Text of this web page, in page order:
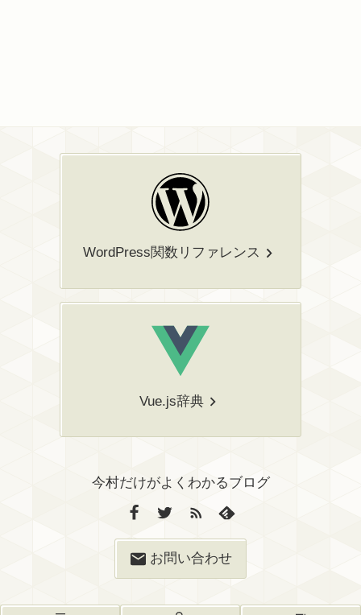
WordPress関数リファレンス
Vue.js辞典
今村だけがよくわかるブログ
お問い合わせ